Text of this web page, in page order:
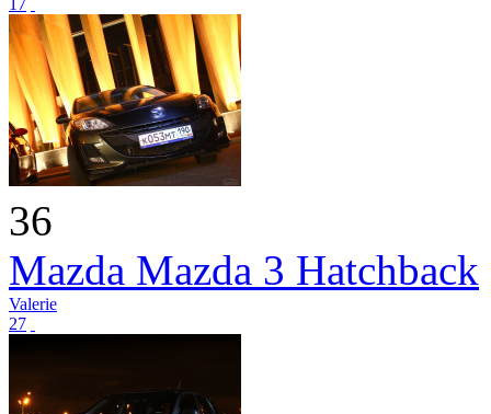
17
36
Mazda Mazda 3 Hatchback
Valerie
27